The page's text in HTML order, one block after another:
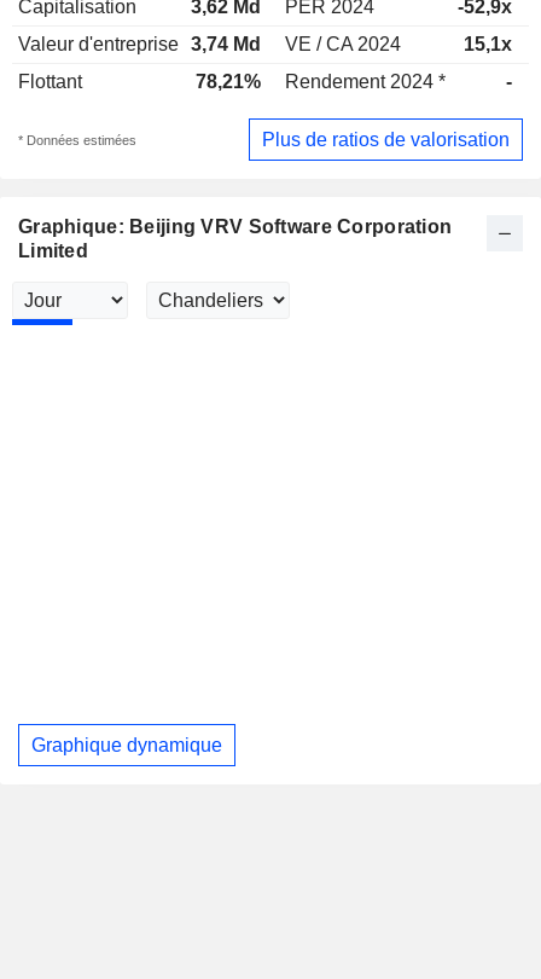
Capitalisation 3,62 Md PER 2024 -52,9x
Valeur d'entreprise 3,74 Md VE / CA 2024 15,1x
Flottant
78,21% Rendement 2024 * -
* Données estimées Plus de ratios de valorisation
Graphique: Beijing VRV Software Corporation
Limited
Graphique dynamique